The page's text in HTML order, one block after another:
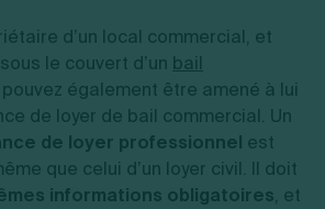
d’un local commercial, et
le couvert d’un bail
également être amené à lui
de loyer de bail commercial. Un
de loyer professionnel est
que celui d’un loyer civil. Il doit
informations obligatoires, et